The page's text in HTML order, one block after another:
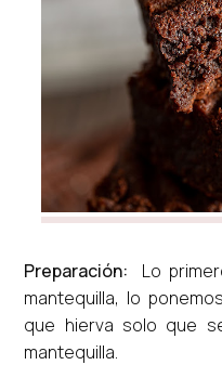
Preparación:
Lo
mantequilla, lo
que hierva solo que
mantequilla.